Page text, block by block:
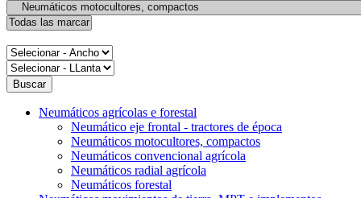
Neumáticos agrícolas e forestal
Neumático eje frontal - tractores de época
Neumáticos motocultores, compactos
Neumáticos convencional agrícola
Neumáticos radial agrícola
Neumáticos forestal